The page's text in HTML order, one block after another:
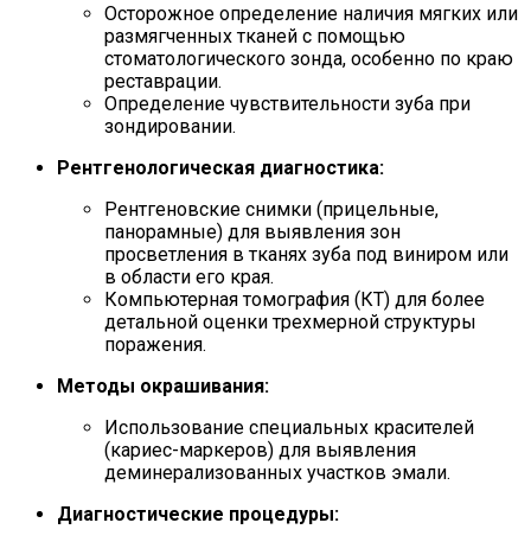
Осторожное определение наличия мягких или
размягченных тканей с помощью
стоматологического зонда, особенно по краю
реставрации.
Определение чувствительности зуба при
зондировании.
Рентгенологическая диагностика:
Рентгеновские снимки (прицельные,
панорамные) для выявления зон
просветления в тканях зуба под виниром или
в области его края.
Компьютерная томография (КТ) для более
детальной оценки трехмерной структуры
поражения.
Методы окрашивания:
Использование специальных красителей
(кариес-маркеров) для выявления
деминерализованных участков эмали.
Диагностические процедуры: